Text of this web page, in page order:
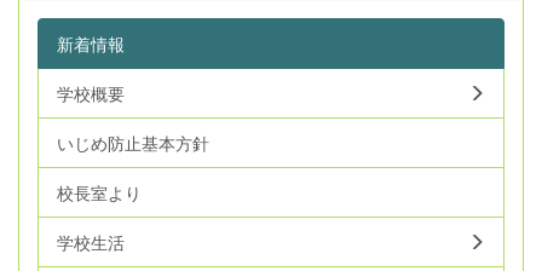
新着情報
学校概要
いじめ防止基本方針
校長室より
学校生活